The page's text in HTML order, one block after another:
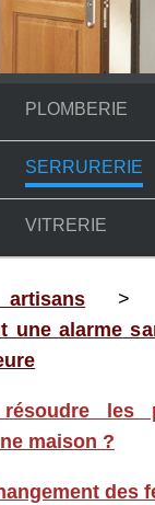
plomberie
serrurerie
vitrerie
une alarme
les
maison ?
des